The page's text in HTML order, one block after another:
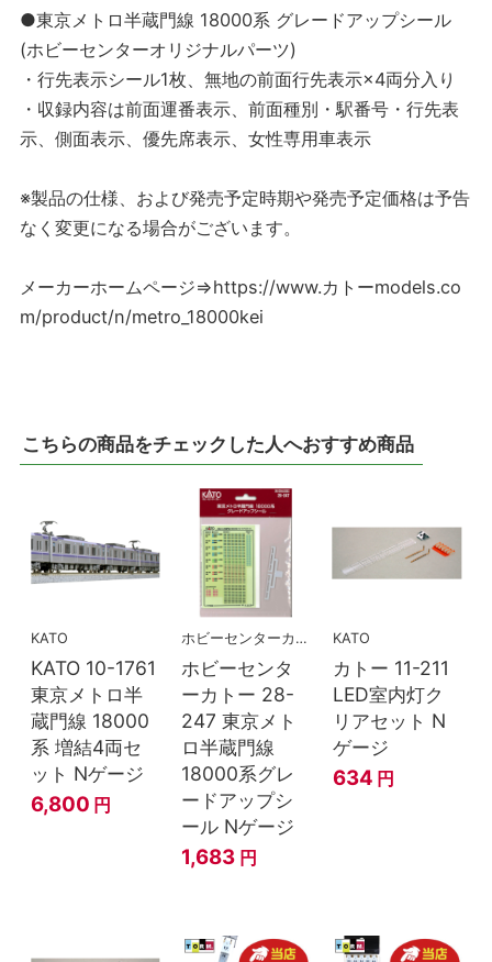
●東京メトロ半蔵門線 18000系 グレードアップシール
(ホビーセンターオリジナルパーツ)
・行先表示シール1枚、無地の前面行先表示×4両分入り
・収録内容は前面運番表示、前面種別・駅番号・行先表
示、側面表示、優先席表示、女性専用車表示
※製品の仕様、および発売予定時期や発売予定価格は予告
なく変更になる場合がございます。
メーカーホームページ⇒https://www.カトーmodels.co
m/product/n/metro_18000kei
こちらの商品をチェックした人へおすすめ商品
KATO
KATO 10-1761
東京メトロ半
蔵門線 18000
系 増結4両セ
ット Nゲージ
6,800 円
ホビーセンターカトー
ホビーセンタ
ーカトー 28-
247 東京メト
ロ半蔵門線
18000系グレ
ードアップシ
ール Nゲージ
1,683 円
KATO
カトー 11-211
LED室内灯ク
リアセット N
ゲージ
634 円